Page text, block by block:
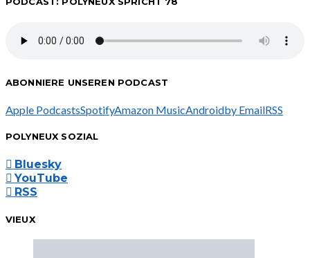
ABONNIERE UNSEREN PODCAST
Apple PodcastsSpotifyAmazon MusicAndroidby EmailRSS
POLYNEUX SOZIAL
Bluesky
YouTube
RSS
VIEUX